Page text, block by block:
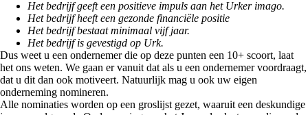
Het bedrijf geeft een positieve impuls aan het Urker imago.
Het bedrijf heeft een gezonde financiële positie
Het bedrijf bestaat minimaal vijf jaar.
Het bedrijf is gevestigd op Urk.
Dus weet u een ondernemer die op deze punten een 10+ scoort, laat
het ons weten. We gaan er vanuit dat als u een ondernemer voordraagt,
dat u dit dan ook motiveert. Natuurlijk mag u ook uw eigen
onderneming nomineren.
Alle nominaties worden op een groslijst gezet, waaruit een deskundige